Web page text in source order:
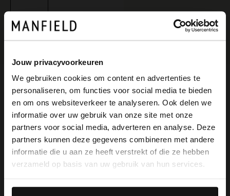
Jouw privacyvoorkeuren
We gebruiken cookies om content en advertenties te
personaliseren, om functies voor social media te bieden
en om ons websiteverkeer te analyseren. Ook delen we
informatie over uw gebruik van onze site met onze
partners voor social media, adverteren en analyse. Deze
partners kunnen deze gegevens combineren met andere
informatie die u aan ze heeft verstrekt of die ze hebben
verzameld op basis van uw gebruik van hun services.
Produktbeschreibung
Blaue Loafer der Marke Manfield. Die
Außenseite der Schuhe ist aus
Veloursleder gearbeitet. Die stylishen
Slipper lassen sich für einen edlen
×
View this website in English?
It looks like your language isn't Dutch. Would
you like to switch to English?
English